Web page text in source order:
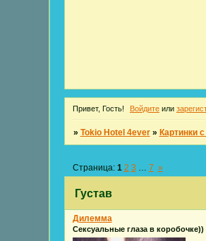
Привет, Гость! Войдите или
» Tokio Hotel 4ever » Картинки
Густав
Страница: 1 2 3 … 7 »
Дилемма
Сексуальные глаза в коробочке))